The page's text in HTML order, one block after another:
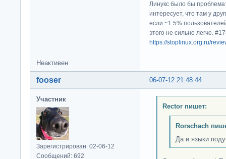
Линукс было бы
интересует, что там у
если ~1.5%
этого не сильно легче.
https://stoplinux.org.ru/
Неактивен
06-07-12 21:48:44
fooser
Участник
Зарегистрирован: 02-06-12
Сообщений: 692
Rector пишет:
Rorschach
Да и языки